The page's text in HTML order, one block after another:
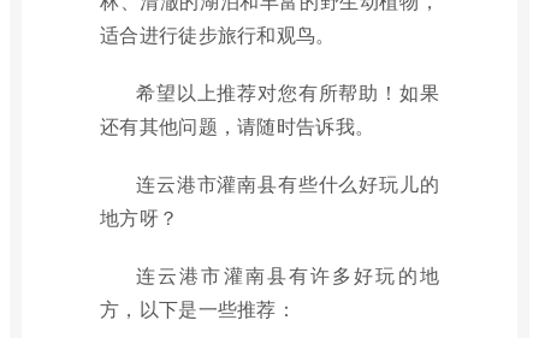
适合进行徒步旅行和观鸟。
希望以上推荐对您有所帮助！如果
还有其他问题，请随时告诉我。
连云港市灌南县有些什么好玩儿的
地方呀？
连云港市灌南县有许多好玩的地
方，以下是一些推荐：